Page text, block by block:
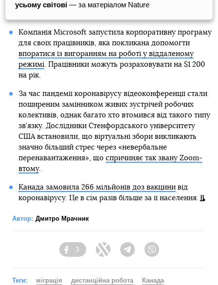
усьому світові — за матеріалом Nature
Компанія Microsoft запустила корпоративну програму
для своїх працівників, яка покликана допомогти
впоратися із вигоранням на роботі у віддаленому
режимі. Працівники можуть розраховувати на $1 200
на рік.
За час пандемії коронавірусу відеоконференції стали
поширеним замінником живих зустрічей робочих
колективів, однак багато хто втомився від такого типу
зв’язку. Дослідники Стенфордського університету
США встановили, що віртуальні збори викликають
значно більший стрес через «невербальне
перенавантаження», що спричиняє так звану Zoom-
втому.
Канада замовила 266 мільйонів доз вакцинивід
коронавірусу. Це в сім разів більше за її населення.
Автор: Дмитро Мрачник
Facebook
3
Twitter Telegram
Теги: міграція дистанційна робота
Канада